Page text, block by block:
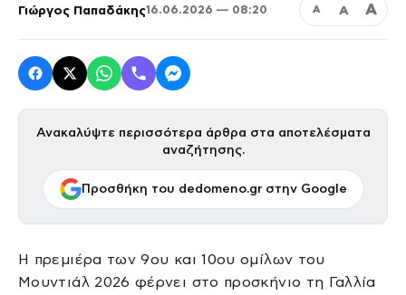
Γιώργος Παπαδάκης16.06.2026 — 08:20 Α Α Α
Ανακαλύψτε περισσότερα άρθρα στα αποτελέσματα
αναζήτησης.
Προσθήκη του dedomeno.gr στην Google
Η πρεμιέρα των 9ου και 10ου ομίλων του
Μουντιάλ 2026 φέρνει στο προσκήνιο τη Γαλλία